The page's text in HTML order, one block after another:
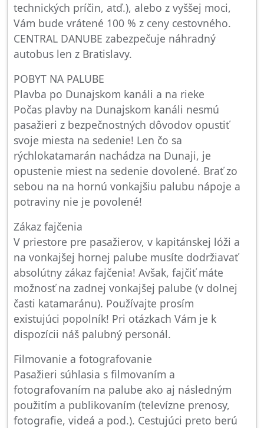
technických príčin, atď.), alebo z vyššej moci,
Vám bude vrátené 100 % z ceny cestovného.
CENTRAL DANUBE zabezpečuje náhradný
autobus len z Bratislavy.
POBYT NA PALUBE
Plavba po Dunajskom kanáli a na rieke
Počas plavby na Dunajskom kanáli nesmú
pasažieri z bezpečnostných dôvodov opustiť
svoje miesta na sedenie! Len čo sa
rýchlokatamarán nachádza na Dunaji, je
opustenie miest na sedenie dovolené. Brať zo
sebou na na hornú vonkajšiu palubu nápoje a
potraviny nie je povolené!
Zákaz fajčenia
V priestore pre pasažierov, v kapitánskej lóži a
na vonkajšej hornej palube musíte dodržiavať
absolútny zákaz fajčenia! Avšak, fajčiť máte
možnosť na zadnej vonkajšej palube (v dolnej
časti katamaránu). Používajte prosím
existujúci popolník! Pri otázkach Vám je k
dispozícii náš palubný personál.
Filmovanie a fotografovanie
Pasažieri súhlasia s filmovaním a
fotografovaním na palube ako aj následným
použitím a publikovaním (televízne prenosy,
fotografie, videá a pod.). Cestujúci preto berú